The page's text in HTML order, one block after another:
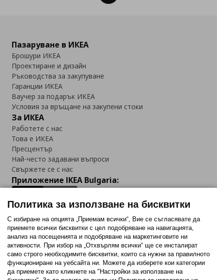
Пазаруване в ИКЕА
Брошури ИКЕА
Проектиране и дизайн
Ръководства за закупуване
Гаранции ИКЕА
Ваучер за подарък ИКЕА
Условия за връщане на закупени стоки
За ИКЕА
Работете с нас
Това е ИКЕА
Пресцентър
Най-често задавани въпроси
Свържете се с нас
Приложение IKEA Bulgaria:
Последвайте ни:
FacebookTwitterYoutubePinterestInstagram
Политика за използване на бисквитки
С избиране на опцията „Приемам всички“, Вие се съгласявате да
приемете всички бисквитки с цел подобряване на навигацията,
анализ на посещенията и подобряване на маркетинговите ни
активности. При избор на „Отхвърлям всички“ ще се инсталират
само строго необходимитe бисквитки, които са нужни за правилното
функциониране на уебсайта ни. Можете да изберете кои категории
да приемете като кликнете на "Настройки за използване на